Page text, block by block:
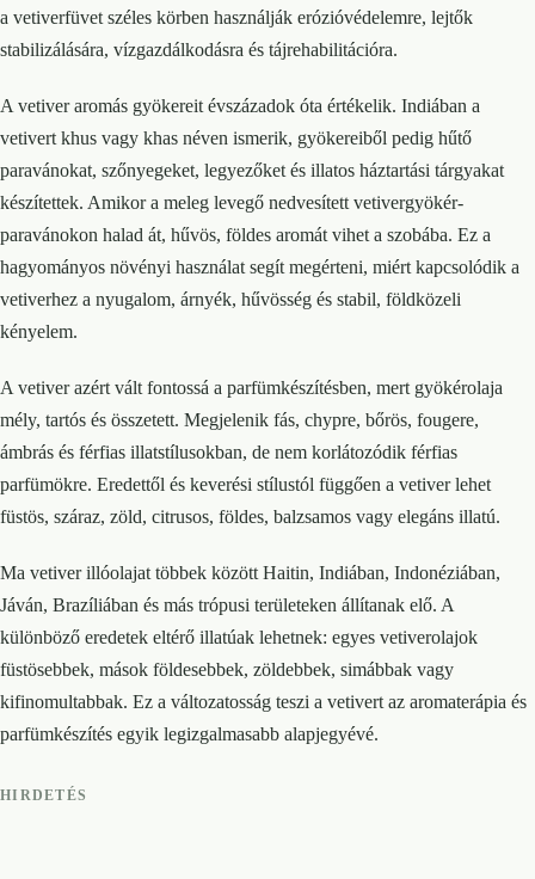
a vetiverfüvet széles körben használják erózióvédelemre, lejtők
stabilizálására, vízgazdálkodásra és tájrehabilitációra.
A vetiver aromás gyökereit évszázadok óta értékelik. Indiában a
vetivert khus vagy khas néven ismerik, gyökereiből pedig hűtő
paravánokat, szőnyegeket, legyezőket és illatos háztartási tárgyakat
készítettek. Amikor a meleg levegő nedvesített vetivergyökér-
paravánokon halad át, hűvös, földes aromát vihet a szobába. Ez a
hagyományos növényi használat segít megérteni, miért kapcsolódik a
vetiverhez a nyugalom, árnyék, hűvösség és stabil, földközeli
kényelem.
A vetiver azért vált fontossá a parfümkészítésben, mert gyökérolaja
mély, tartós és összetett. Megjelenik fás, chypre, bőrös, fougere,
ámbrás és férfias illatstílusokban, de nem korlátozódik férfias
parfümökre. Eredettől és keverési stílustól függően a vetiver lehet
füstös, száraz, zöld, citrusos, földes, balzsamos vagy elegáns illatú.
Ma vetiver illóolajat többek között Haitin, Indiában, Indonéziában,
Jáván, Brazíliában és más trópusi területeken állítanak elő. A
különböző eredetek eltérő illatúak lehetnek: egyes vetiverolajok
füstösebbek, mások földesebbek, zöldebbek, simábbak vagy
kifinomultabbak. Ez a változatosság teszi a vetivert az aromaterápia és
parfümkészítés egyik legizgalmasabb alapjegyévé.
HIRDETÉS